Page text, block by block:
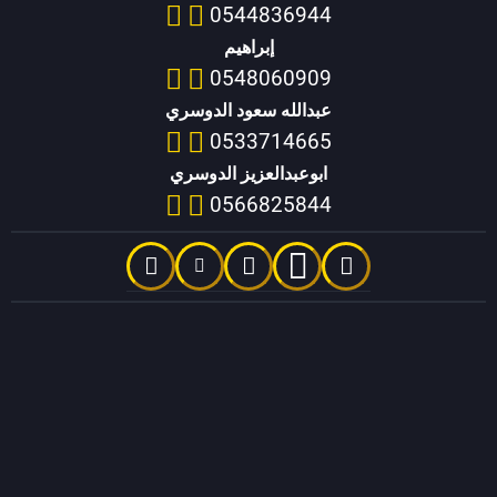
0544836944
إبراهيم
0548060909
عبدالله سعود الدوسري
0533714665
ابوعبدالعزيز الدوسري
0566825844